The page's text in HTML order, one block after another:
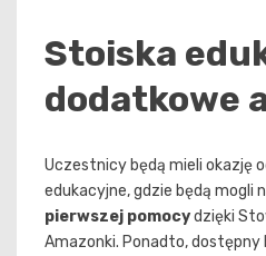
Stoiska
dodatkowe
Uczestnicy będą mieli okazję
edukacyjne, gdzie będą mogli
pierwszej pomocydzięki
Amazonki. Ponadto, dostępny